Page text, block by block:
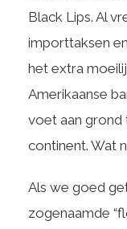
Black Lips. Al
importtaksen
het extra
Amerikaanse
voet aan grond
continent. Wat
Als we goed
zogenaamde